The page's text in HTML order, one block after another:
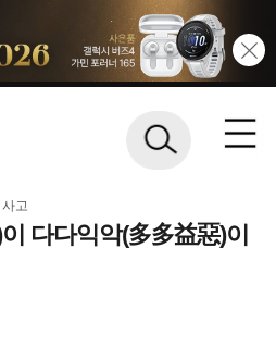
고
다다익악(多多益惡)이